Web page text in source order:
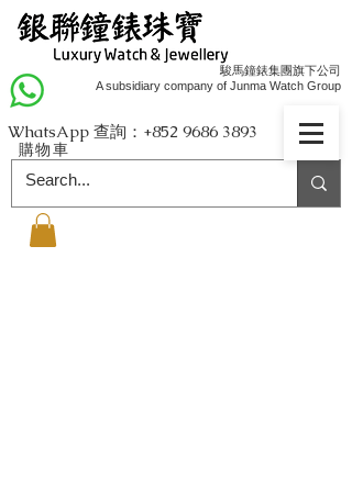
駿馬鐘錶集團旗下公司
A subsidiary company of Junma Watch Group
購物車
WhatsApp 查詢：+852 9686 3893